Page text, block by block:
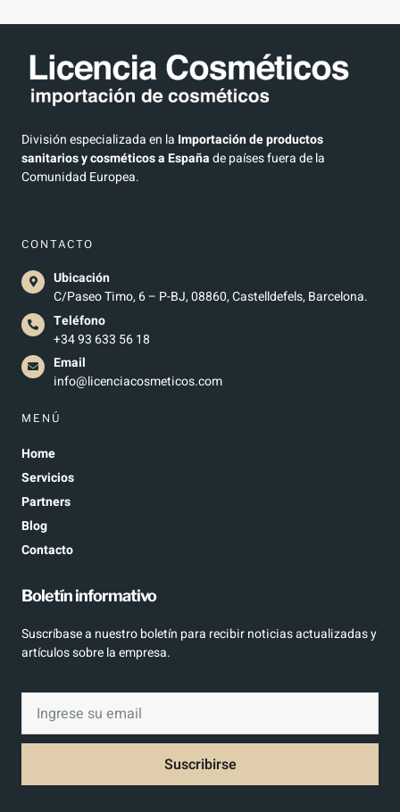
División especializada en la Importación de productos
sanitarios y cosméticos a Españade países fuera de la
Comunidad Europea.
CONTACTO
Ubicación
C/Paseo Timo, 6 – P-BJ, 08860, Castelldefels, Barcelona.
Teléfono
+34 93 633 56 18
Email
info@licenciacosmeticos.com
MENÚ
Home
Servicios
Partners
Blog
Contacto
Boletín informativo
Suscríbase a nuestro boletín para recibir noticias actualizadas y
artículos sobre la empresa.
Suscribirse